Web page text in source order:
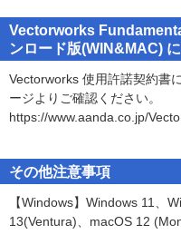
シリアル番号ではございませ
シリアル申請コードを使って
リアル番号の取得を行います。
以下のVectorworksご利用の
シリアル番号の取得、インス
(1) 下記サイトよりソフトウ
・Vectorworks 2023 ご利用
https://www.aanda.co.jp/dl/
Vectorworks
ンロード版(WIN&MAC)
Vectorworks 使用許諾契約書
ージよりご確認ください。
https://www.aanda.co.jp/
その他注意事項
【Windows】Windows 11、
13(Ventura)、macOS 12